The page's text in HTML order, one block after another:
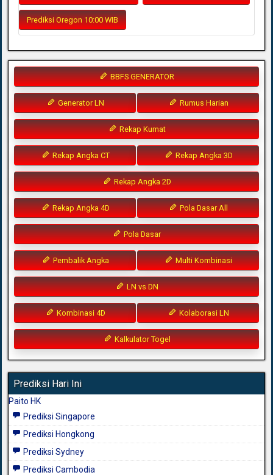
Prediksi Oregon 10:00 WIB
BBFS GENERATOR
Generator LN Rumus Harian
Rekap Kumat
Rekap Angka CT Rekap Angka 3D
Rekap Angka 2D
Rekap Angka 4D Pola Dasar All
Pola Dasar
Pembalik Angka Multi Kombinasi
LN vs DN
Kombinasi 4D Kolaborasi LN
Kalkulator Togel
Prediksi Hari Ini
Paito HK
Prediksi Singapore
Prediksi Hongkong
Prediksi Sydney
Prediksi Cambodia